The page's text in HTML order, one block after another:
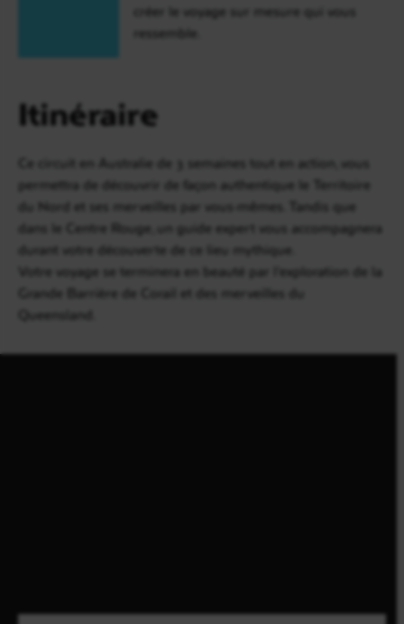
créer le voyage sur mesure qui vous
ressemble.
Itinéraire
Ce circuit en Australie de 3 semaines tout en action, vous
permettra de découvrir de façon authentique le Territoire
du Nord et ses merveilles par vous-mêmes. Tandis que
dans le Centre Rouge, un guide expert vous accompagnera
durant votre découverte de ce lieu mythique.
Votre voyage se terminera en beauté par l’exploration de la
Grande Barrière de Corail et des merveilles du
Queensland.